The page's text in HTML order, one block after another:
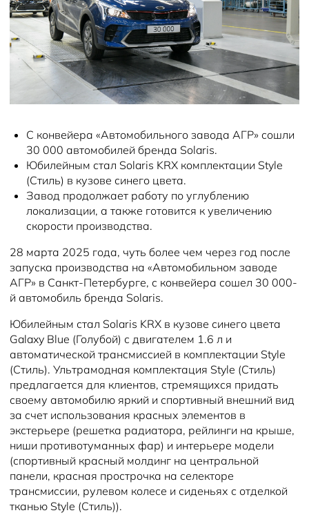
Новости
Блог
С конвейера «Автомобильного завода АГР» сошли
30 000 автомобилей бренда Solaris.
Юбилейным стал Solaris KRX комплектации Style
(Стиль) в кузове синего цвета.
Завод продолжает работу по углублению
локализации, а также готовится к увеличению
скорости производства.
28 марта 2025 года, чуть более чем через год после
запуска производства на «Автомобильном заводе
АГР» в Санкт-Петербурге, с конвейера сошел 30 000-
й автомобиль бренда Solaris.
Юбилейным стал Solaris KRX в кузове синего цвета
Galaxy Blue (Голубой) с двигателем 1.6 л и
автоматической трансмиссией в комплектации Style
(Стиль). Ультрамодная комплектация Style (Стиль)
предлагается для клиентов, стремящихся придать
своему автомобилю яркий и спортивный внешний вид
за счет использования красных элементов в
экстерьере (решетка радиатора, рейлинги на крыше,
ниши противотуманных фар) и интерьере модели
(спортивный красный молдинг на центральной
панели, красная прострочка на селекторе
трансмиссии, рулевом колесе и сиденьях с отделкой
тканью Style (Стиль)).